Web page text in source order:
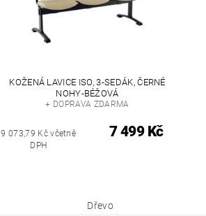
KOŽENÁ LAVICE ISO, 3-SEDÁK, ČERNÉ
NOHY-BÉŽOVÁ
+ DOPRAVA ZDARMA
9 073,79 Kč včetně
DPH
7 499 Kč
Dřevo